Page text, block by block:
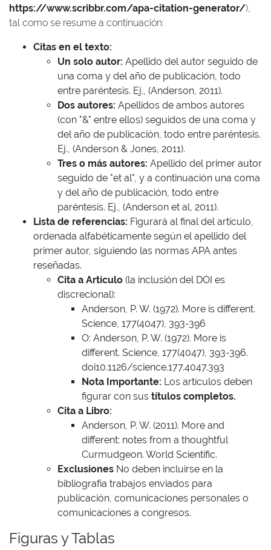
https://www.scribbr.com/apa-citation-generator/),
tal como se resume a continuación:
Citas en el texto:
Un solo autor: Apellido del autor seguido de
una coma y del año de publicación, todo
entre paréntesis. Ej., (Anderson, 2011).
Dos autores: Apellidos de ambos autores
(con "&" entre ellos) seguidos de una coma y
del año de publicación, todo entre paréntesis.
Ej., (Anderson & Jones, 2011).
Tres o más autores: Apellido del primer autor
seguido de "et al", y a continuación una coma
y del año de publicación, todo entre
paréntesis. Ej., (Anderson et al, 2011).
Lista de referencias: Figurará al final del artículo,
ordenada alfabéticamente según el apellido del
primer autor, siguiendo las normas APA antes
reseñadas.
Cita a Artículo (la inclusión del DOI es
discrecional):
Anderson, P. W. (1972). More is different.
Science, 177(4047), 393-396
O: Anderson, P. W. (1972). More is
different. Science, 177(4047), 393-396.
doi10.1126/science.177.4047.393
Nota Importante: Los artículos deben
figurar con sus títulos completos.
Cita a Libro:
Anderson, P. W. (2011). More and
different: notes from a thoughtful
Curmudgeon. World Scientific.
Exclusiones No deben incluirse en la
bibliografía trabajos enviados para
publicación, comunicaciones personales o
comunicaciones a congresos.
Figuras y Tablas